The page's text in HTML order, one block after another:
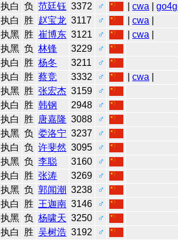
执白 负 范廷钰 3372 ♂ |cwa |
执白 胜 赵宝龙 3117 ♂ |cwa
执黑 胜 崔博东 3121 ♂ |cwa
执黑 负 林锋 3229
♂
执白 胜 杨冬 3211
♂
执白 胜 蔡竞 3332 ♂ |cwa
执黑 胜 张宏杰 3159
♂
执白 胜 韩钢 2948
♂
执白 胜 唐嘉隆 3088
♂
执黑 负 娄洛宁 3237
♂
执白 负 许斐然 3095
♂
执黑 负 李聪 3160
♂
执白 胜 张涛 3269
♂
执黑 负 郭闻潮 3238
♂
执白 胜 王迦南 3146
♂
执黑 负 杨啸天 3250
♂
执白 胜 吴树浩 3192
♂